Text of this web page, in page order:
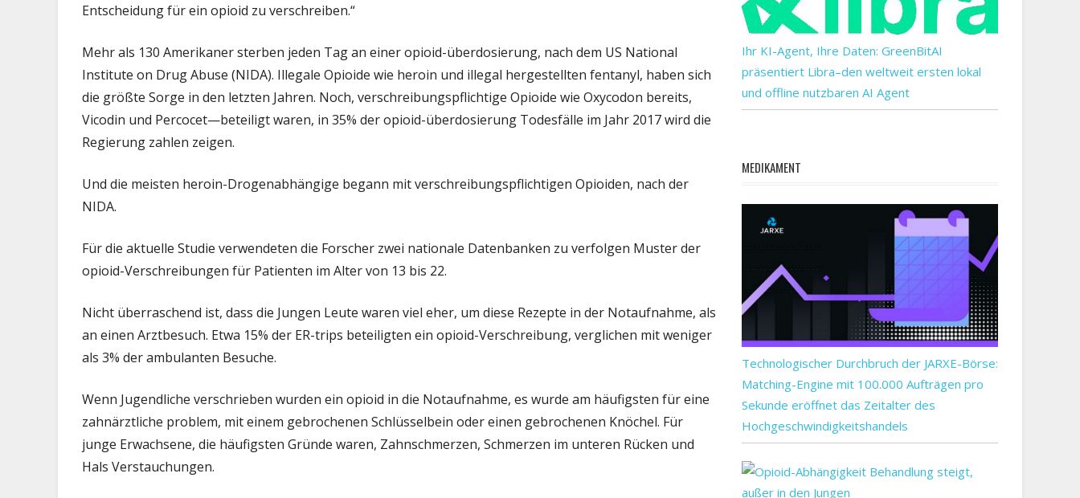
Entscheidung für ein opioid zu verschreiben.“
Mehr als 130 Amerikaner sterben jeden Tag an einer opioid-überdosierung, nach dem US National
Institute on Drug Abuse (NIDA). Illegale Opioide wie heroin und illegal hergestellten fentanyl, haben sich
die größte Sorge in den letzten Jahren. Noch, verschreibungspflichtige Opioide wie Oxycodon bereits,
Vicodin und Percocet—beteiligt waren, in 35% der opioid-überdosierung Todesfälle im Jahr 2017 wird die
Regierung zahlen zeigen.
Und die meisten heroin-Drogenabhängige begann mit verschreibungspflichtigen Opioiden, nach der
NIDA.
Für die aktuelle Studie verwendeten die Forscher zwei nationale Datenbanken zu verfolgen Muster der
opioid-Verschreibungen für Patienten im Alter von 13 bis 22.
Nicht überraschend ist, dass die Jungen Leute waren viel eher, um diese Rezepte in der Notaufnahme, als
an einen Arztbesuch. Etwa 15% der ER-trips beteiligten ein opioid-Verschreibung, verglichen mit weniger
als 3% der ambulanten Besuche.
Wenn Jugendliche verschrieben wurden ein opioid in die Notaufnahme, es wurde am häufigsten für eine
zahnärztliche problem, mit einem gebrochenen Schlüsselbein oder einen gebrochenen Knöchel. Für
junge Erwachsene, die häufigsten Gründe waren, Zahnschmerzen, Schmerzen im unteren Rücken und
Hals Verstauchungen.
Ihr KI-Agent, Ihre Daten: GreenBitAI
präsentiert Libra–den weltweit ersten lokal
und offline nutzbaren AI Agent
MEDIKAMENT
Technologischer Durchbruch der JARXE-Börse:
Matching-Engine mit 100.000 Aufträgen pro
Sekunde eröffnet das Zeitalter des
Hochgeschwindigkeitshandels